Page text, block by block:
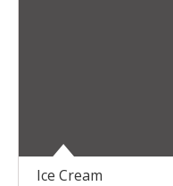
Ice Cream